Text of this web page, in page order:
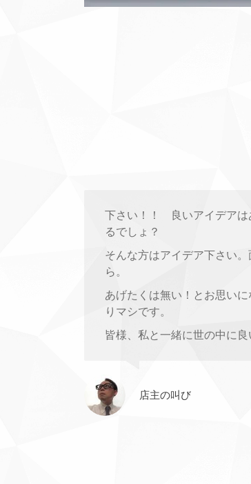
下さい！！ 良いアイデアは
るでしょ？
そんな方はアイデア下さい
ら。
あげたくは無い！とお思い
りマシです。
皆様、私と一緒に世の中に
店主の叫び